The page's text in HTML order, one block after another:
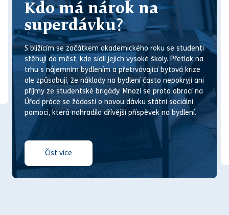
Kdo má nárok na
superdávku?
S blížícím se začátkem akademického roku se studenti
stěhují do měst, kde sídlí jejich vysoké školy. Přetlak na
trhu s nájemním bydlením a přetrvávající bytová krize
ale způsobují, že náklady na bydlení často nepokryjí ani
příjmy ze studentské brigády. Mnozí se proto obrací na
Úřad práce se žádostí o novou dávku státní sociální
pomoci, která nahradila dřívější příspěvek na bydlení.
Číst více